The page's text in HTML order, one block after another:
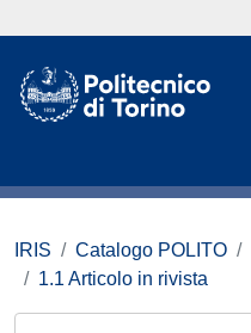
IRIS Catalogo POLITO
1.1 Articolo in rivista